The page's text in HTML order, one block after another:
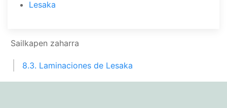
Lesaka
Sailkapen zaharra
8.3. Laminaciones de Lesaka